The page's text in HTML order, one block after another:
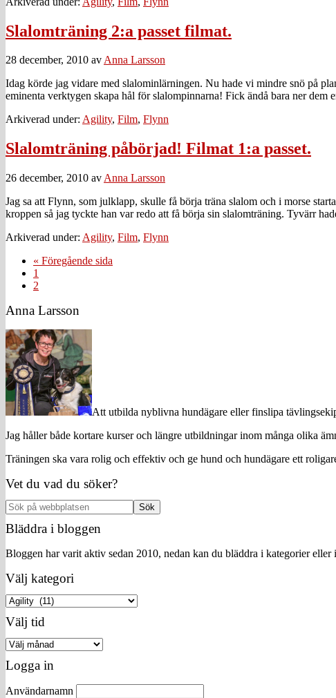
Slalomträning 2:a passet filmat.
28 december, 2010 avAnna Larsson
Idag körde jag vidare med slalominlärningen. Nu hade vi mindre snö på
eminenta verktygen skapa hål för slalompinnarna! Fick ändå bara ner
Arkiverad under: Agility, Film, Flynn
Slalomträning påbörjad! Filmat 1:a passet.
26 december, 2010 av Anna Larsson
Jag sa att Flynn, som julklapp, skulle få börja träna slalom och i morse
kroppen så jag tyckte han var redo att få börja sin slalomträning. Tyvärr
Arkiverad under: Agility, Film, Flynn
« Go
Föregående sida
Sida
1
Sida
2
Primärt
sidofält
Anna Larsson
Att utbilda nyblivna hundägare eller finslipa
Jag håller både kortare kurser och längre utbildningar inom många olika
Träningen ska vara rolig och effektiv och ge hund och hundägare ett
Vet du vad du söker?
Sök
på
webbplatsen
Bläddra i bloggen
Bloggen har varit aktiv sedan 2010, nedan kan du bläddra i kategorier eller
Välj kategori
Välj
Välj tid
Välj
Logga in
Användarnamn